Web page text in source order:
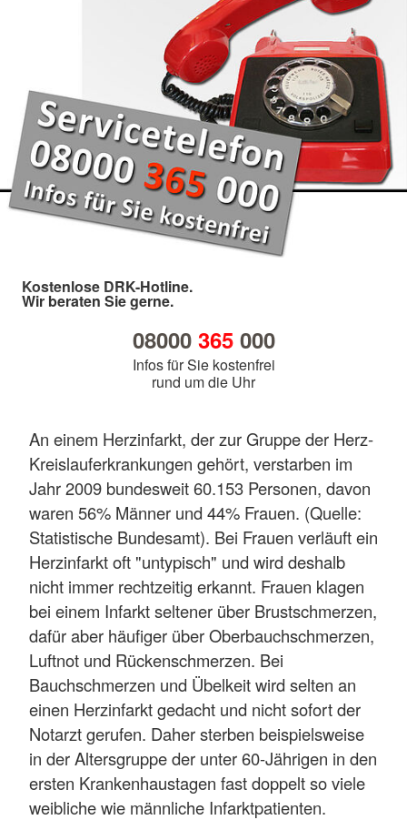
Kostenlose DRK-Hotline.
Wir beraten Sie gerne.
08000 365000
Infos für Sie kostenfrei
rund um die Uhr
An einem Herzinfarkt, der zur Gruppe der Herz-
Kreislauferkrankungen gehört, verstarben im
Jahr 2009 bundesweit 60.153 Personen, davon
waren 56% Männer und 44% Frauen. (Quelle:
Statistische Bundesamt). Bei Frauen verläuft ein
Herzinfarkt oft "untypisch" und wird deshalb
nicht immer rechtzeitig erkannt. Frauen klagen
bei einem Infarkt seltener über Brustschmerzen,
dafür aber häufiger über Oberbauchschmerzen,
Luftnot und Rückenschmerzen. Bei
Bauchschmerzen und Übelkeit wird selten an
einen Herzinfarkt gedacht und nicht sofort der
Notarzt gerufen. Daher sterben beispielsweise
in der Altersgruppe der unter 60-Jährigen in den
ersten Krankenhaustagen fast doppelt so viele
weibliche wie männliche Infarktpatienten.